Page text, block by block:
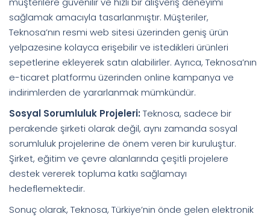
sağlamak amacıyla tasarlanmıştır. Müşteriler,
Teknosa’nın resmi web sitesi üzerinden geniş ürün
yelpazesine kolayca erişebilir ve istedikleri ürünleri
sepetlerine ekleyerek satın alabilirler. Ayrıca, Teknosa’nın
e-ticaret platformu üzerinden online kampanya ve
indirimlerden de yararlanmak mümkündür.
Sosyal Sorumluluk Projeleri: Teknosa, sadece bir
perakende şirketi olarak değil, aynı zamanda sosyal
sorumluluk projelerine de önem veren bir kuruluştur.
Şirket, eğitim ve çevre alanlarında çeşitli projelere
destek vererek topluma katkı sağlamayı
hedeflemektedir.
Sonuç olarak, Teknosa, Türkiye’nin önde gelen elektronik